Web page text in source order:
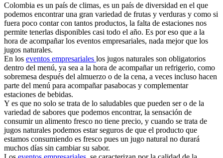
Colombia es un país de climas, es un país de diversidad en el que
podemos encontrar una gran variedad de frutas y verduras y como si
fuera poco contar con tantos productos, la falta de estaciones nos
permite tenerlas disponibles casi todo el año. Es por eso que a la
hora de acompañar los eventos empresariales, nada mejor que los
jugos naturales.
En los eventos empresariales los jugos naturales son obligatorios
dentro del menú, ya sea a la hora de acompañar un refrigerio, como
sobremesa después del almuerzo o de la cena, a veces incluso hacen
parte del menú para acompañar pasabocas y complementar
estaciones de bebidas.
Y es que no solo se trata de lo saludables que pueden ser o de la
variedad de sabores que podemos encontrar, la sensación de
consumir un alimento fresco no tiene precio, y cuando se trata de
jugos naturales podemos estar seguros de que el producto que
estamos consumiendo es fresco pues un jugo natural no durará
muchos días sin cambiar su sabor.